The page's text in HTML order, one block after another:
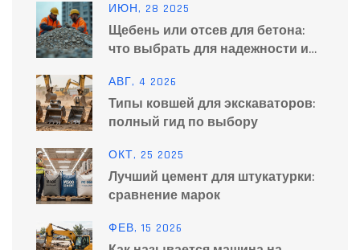
ИЮН, 28 2025
Щебень или отсев для бетона:
что выбрать для надежности и
АВГ, 4 2026
Типы ковшей для экскаваторов:
полный гид по выбору
ОКТ, 25 2025
Лучший цемент для штукатурки:
сравнение марок
ФЕВ, 15 2026